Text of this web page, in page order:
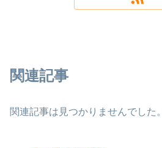
関連記事
関連記事は見つかりませんでした。